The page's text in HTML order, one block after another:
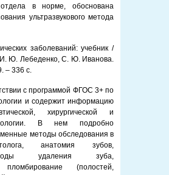
в норме, обоснована
ультразвукового метода
заболеваний: учебник /
Ю. Лебеденко, С. Ю. Иванова.
– 336 с.
с программой ФГОС 3+ по
и содержит информацию
хирургической и
В нем подробно
методы обследования в
анатомия зубов,
удаления зуба,
пломбирование (полостей,